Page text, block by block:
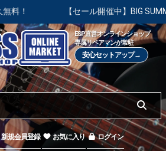
【セール開催中】BIG SUMMER
ESP直営オンラインショップ
専属リペアマンが常駐
安心セットアップ→
新規会員登録 お気に入り ログイン